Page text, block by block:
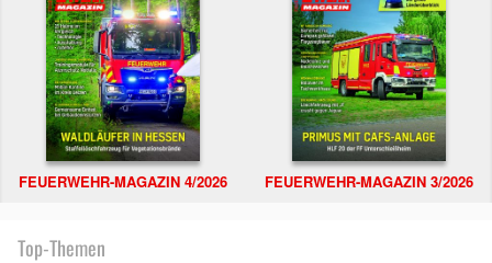
FEUERWEHR-MAGAZIN 4/2026 FEUERWEHR-MAGAZIN 3/2026
Top-Themen